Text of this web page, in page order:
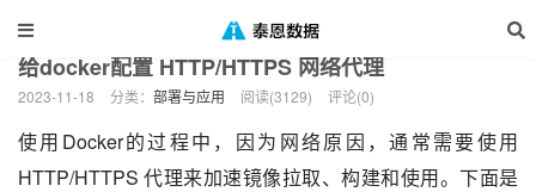
当前位置： > 部署与应用
给docker配置 HTTP/HTTPS 网络代理
2023-11-18 分类： 部署与应用 阅读(3129) 评论(0)
使用Docker的过程中，因为网络原因，通常需要使用
HTTP/HTTPS 代理来加速镜像拉取、构建和使用。下面是